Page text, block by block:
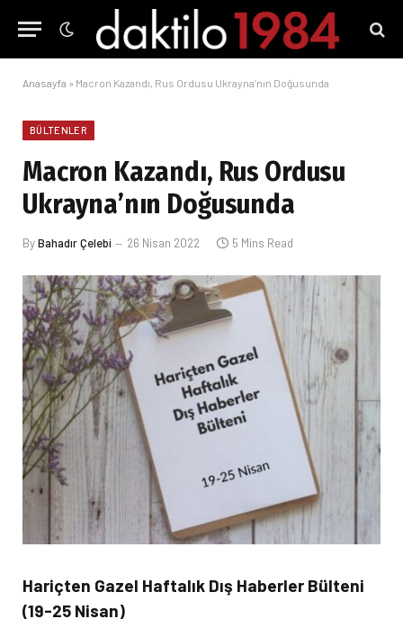
Anasayfa » Macron Kazandı, Rus Ordusu Ukrayna’nın Doğusunda
BÜLTENLER
Macron Kazandı, Rus Ordusu
Ukrayna’nın Doğusunda
ByBahadır Çelebi 26 Nisan 2022 5 Mins Read
Hariçten Gazel Haftalık Dış Haberler Bülteni
(19-25 Nisan)